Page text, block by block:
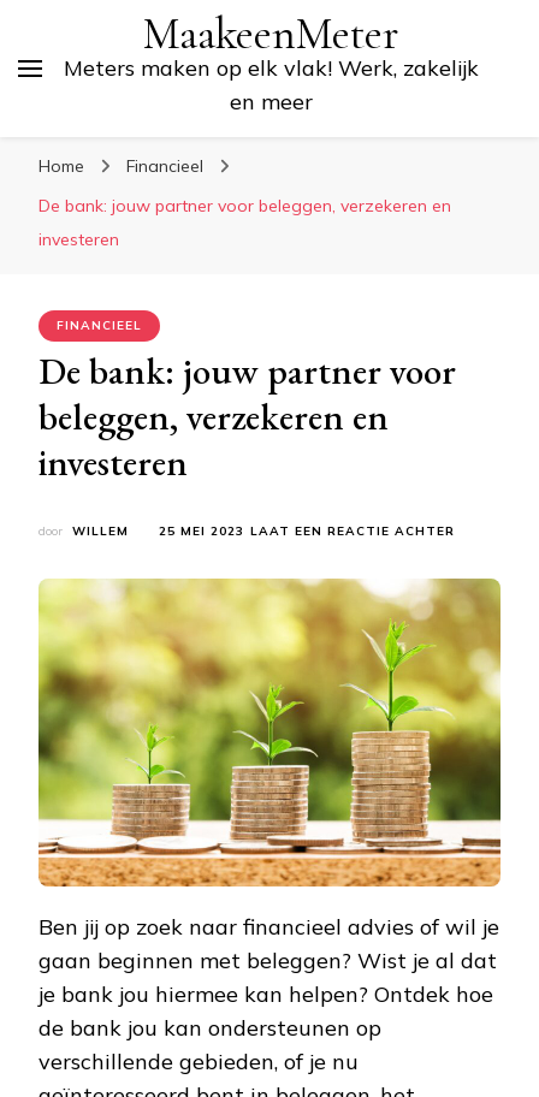
MaakeenMeter
Meters maken op elk vlak! Werk, zakelijk
en meer
Home
Financieel
De bank: jouw partner voor beleggen, verzekeren en
investeren
FINANCIEEL
De bank: jouw partner voor
beleggen, verzekeren en
investeren
door WILLEM 25 MEI 2023 LAAT EEN REACTIE ACHTER
PARTNER
BELEGGEN,
EN
Ben jij op zoek naar financieel advies of wil je
gaan beginnen met beleggen? Wist je al dat
je bank jou hiermee kan helpen? Ontdek hoe
de bank jou kan ondersteunen op
verschillende gebieden, of je nu